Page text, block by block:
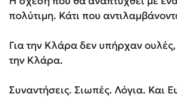
πολύτιμη. Κάτι που
Για την Κλάρα δεν υπήρχαν
την Κλάρα.
Συναντήσεις. Σιωπές. Λόγια. Και